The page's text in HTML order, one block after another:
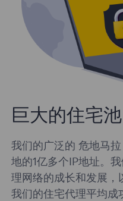
巨大的住宅池
我们的广泛的 危地马
地的1亿多个IP地址。
理网络的成长和发展，
我们的住宅代理平均成